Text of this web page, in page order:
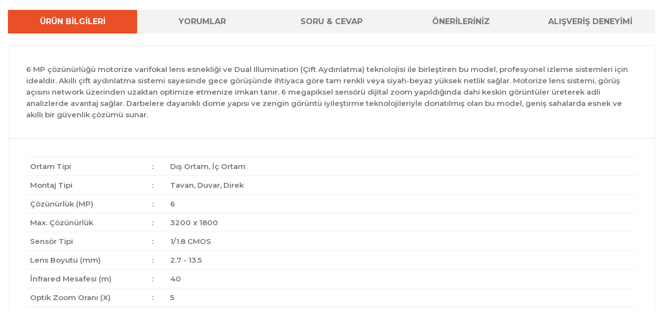
ÜRÜN BİLGİLERİ YORUMLAR SORU & CEVAP ÖNERİLERİNİZ ALIŞVERİŞ DENEYİMİ
6 MP çözünürlüğü motorize varifokal lens esnekliği ve Dual Illumination (Çift Aydınlatma) teknolojisi ile birleştiren bu model, profesyonel izleme sistemleri için
idealdir. Akıllı çift aydınlatma sistemi sayesinde gece görüşünde ihtiyaca göre tam renkli veya siyah-beyaz yüksek netlik sağlar. Motorize lens sistemi, görüş
açısını network üzerinden uzaktan optimize etmenize imkan tanır. 6 megapiksel sensörü dijital zoom yapıldığında dahi keskin görüntüler üreterek adli
analizlerde avantaj sağlar. Darbelere dayanıklı dome yapısı ve zengin görüntü iyileştirme teknolojileriyle donatılmış olan bu model, geniş sahalarda esnek ve
akıllı bir güvenlik çözümü sunar.
Ortam Tipi :
Dış Ortam, İç Ortam
Montaj Tipi
:
Tavan, Duvar, Direk
Çözünürlük (MP)
:
6
Max. Çözünürlük
:
3200 x 1800
Sensör Tipi
:
1/1.8 CMOS
Lens Boyutu (mm)
:
2.7 - 13.5
İnfrared Mesafesi (m)
:
40
Optik Zoom Oranı (X)
:
5